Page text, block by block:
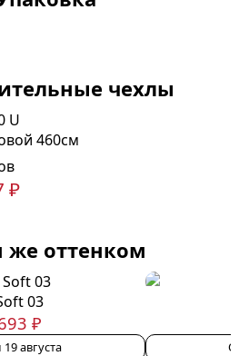
чехлы
460см
₽
же оттенком
03
₽
августа